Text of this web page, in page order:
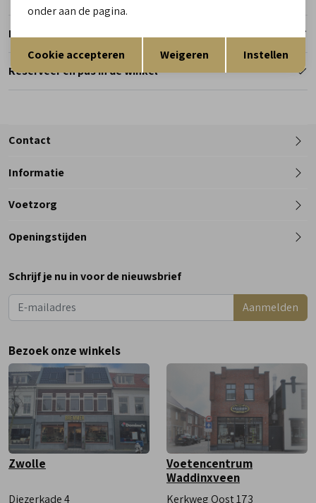
Retourneren
Reserveer en pas in de winkel
Contact
Telefoon
Informatie
Voetzorg
Openingstijden
Dinsdag
Woensdag
9:00 - 18:00
Vrijdag
Zaterdag
9:00 - 17:00
Schrijf je nu in voor de nieuwsbrief
Aanmelden
Bezoek onze winkels
Zwolle
Diezerkade 4
Voetencentrum
Waddinxveen
Kerkweg Oost 173
Terug Opslaan
onder aan de pagina.
Cookie accepteren Weigeren Instellen